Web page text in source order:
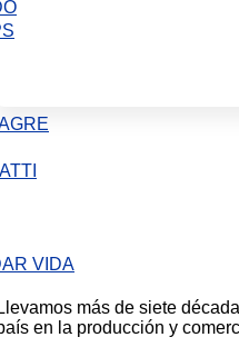
Llevamos más de siete
en la producción y